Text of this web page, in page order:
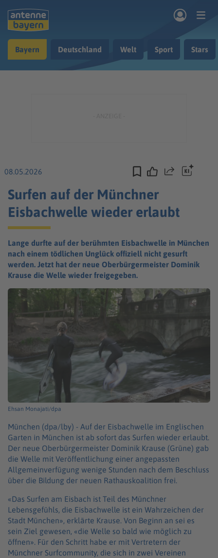
Musik & Radio
Bayern Deutschland Welt Sport Stars
08.05.2026 Teilen
Surfen auf der Münchner
Eisbachwelle wieder erlaubt
Lange durfte auf der berühmten Eisbachwelle in München
nach einem tödlichen Unglück offiziell nicht gesurft
werden. Jetzt hat der neue Oberbürgermeister Dominik
Krause die Welle wieder freigegeben.
Ehsan Monajati/dpa
München (dpa/lby) - Auf der Eisbachwelle im Englischen
Garten in München ist ab sofort das Surfen wieder erlaubt.
Der neue Oberbürgermeister Dominik Krause (Grüne) gab
die Welle mit Veröffentlichung einer angepassten
Allgemeinverfügung wenige Stunden nach dem Beschluss
über die Bildung der neuen Rathauskoalition frei.
«Das Surfen am Eisbach ist Teil des Münchner
Lebensgefühls, die Eisbachwelle ist ein Wahrzeichen der
Stadt München», erklärte Krause. Von Beginn an sei es
sein Ziel gewesen, «die Welle so bald wie möglich zu
öffnen». Für den Schritt habe er mit Vertretern der
Münchner Surfcommunity, die sich in zwei Vereinen